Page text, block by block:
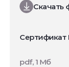
Скачать
Сертификат
pdf, 1 Мб